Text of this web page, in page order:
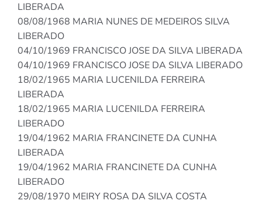
LIBERADA
08/08/1968 MARIA NUNES DE MEDEIROS SILVA
LIBERADO
04/10/1969 FRANCISCO JOSE DA SILVA LIBERADA
04/10/1969 FRANCISCO JOSE DA SILVA LIBERADO
18/02/1965 MARIA LUCENILDA FERREIRA
LIBERADA
18/02/1965 MARIA LUCENILDA FERREIRA
LIBERADO
19/04/1962 MARIA FRANCINETE DA CUNHA
LIBERADA
19/04/1962 MARIA FRANCINETE DA CUNHA
LIBERADO
29/08/1970 MEIRY ROSA DA SILVA COSTA